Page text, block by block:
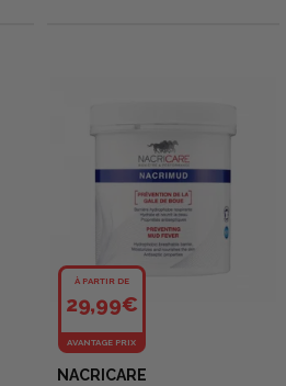
À PARTIR DE
29,99€
AVANTAGE PRIX
NACRICARE